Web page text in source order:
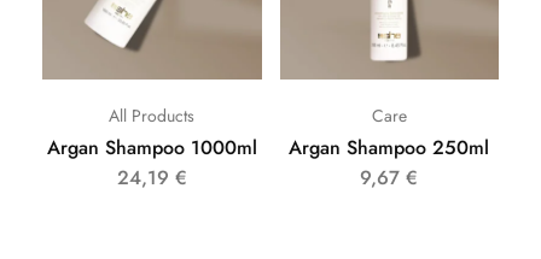
All Products
Argan Shampoo 1000ml
24,19 €
Care
Argan Shampoo 250ml
9,67€